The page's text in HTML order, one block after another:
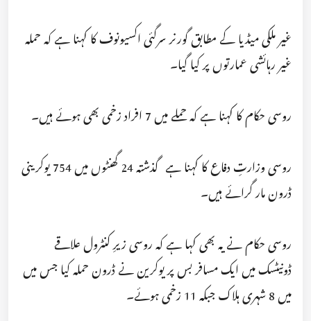
غیر ملکی میڈیا کے مطابق گورنر سرگئی اکسیونوف کا کہنا ہے کہ حملہ
غیر رہائشی عمارتوں پر کیا گیا۔
روسی حکام کا کہنا ہے کہ حملے میں 7 افراد زخمی بھی ہوئے ہیں۔
روسی وزارتِ دفاع کا کہنا ہے گذشتہ 24 گھنٹوں میں 754 یوکرینی
ڈرون مار گرائے ہیں۔
روسی حکام نے یہ بھی کہا ہے کہ روسی زیرِ کنٹرول علاقے
ڈونیٹسک میں ایک مسافر بس پر یوکرین نے ڈرون حملہ کیا جس میں
میں 8 شہری ہلاک جبکہ 11 زخمی ہوئے۔